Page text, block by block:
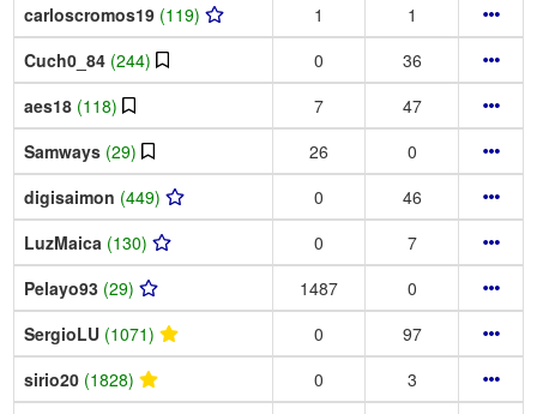
carloscromos19 (119) 1
1
Cuch0_84 (244) 0
36
aes18 (118) 7
47
Samways (29) 26
0
digisaimon (449) 0
46
LuzMaica (130) 0
7
Pelayo93 (29) 1487
0
SergioLU (1071) 0
97
sirio20 (1828) 0
3